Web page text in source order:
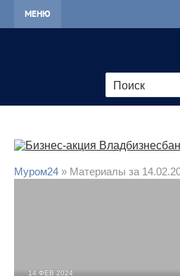
МЕНЮ
Муром24 » Материалы за
14 ФЕВ 2024